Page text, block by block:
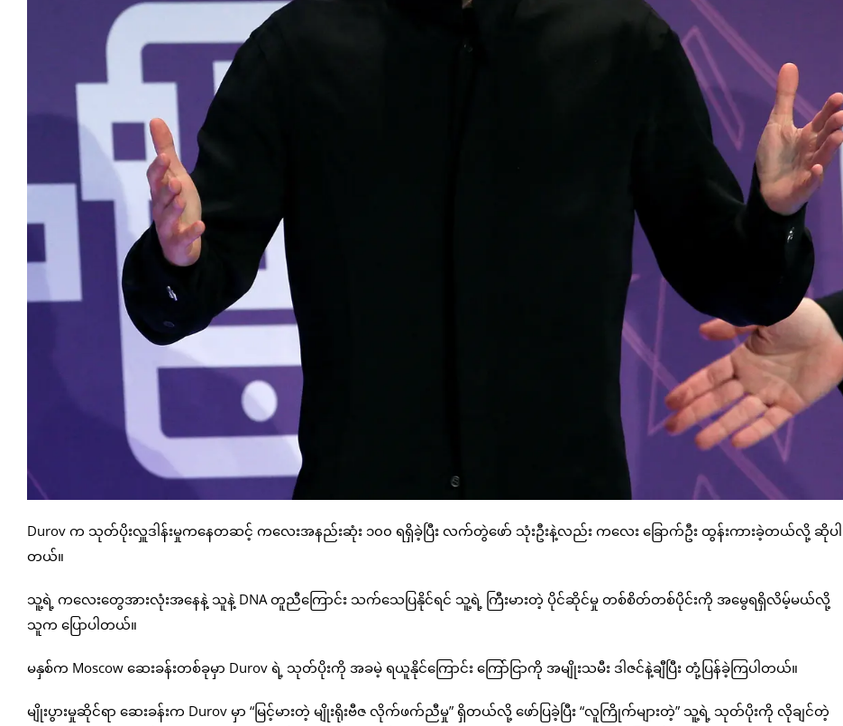
Durov က သုတ်ပိုးလှူဒါန်းမှုကနေတဆင့် ကလေးအနည်းဆုံး ၁၀၀ ရရှိခဲ့ပြီး လက်တွဲဖော် သုံးဦးနဲ့လည်း ကလေး ခြောက်ဦး ထွန်းကားခဲ့တယ်လို့ ဆိုပါ
တယ်။
သူ့ရဲ့ ကလေးတွေအားလုံးအနေနဲ့ သူနဲ့ DNA တူညီကြောင်း သက်သေပြနိုင်ရင် သူ့ရဲ့ ကြီးမားတဲ့ ပိုင်ဆိုင်မှု တစ်စိတ်တစ်ပိုင်းကို အမွေရရှိလိမ့်မယ်လို့
သူက ပြောပါတယ်။
မနှစ်က Moscow ဆေးခန်းတစ်ခုမှာ Durov ရဲ့ သုတ်ပိုးကို အခမဲ့ ရယူနိုင်ကြောင်း ကြော်ငြာကို အမျိုးသမီး ဒါဇင်နဲ့ချီပြီး တုံ့ပြန်ခဲ့ကြပါတယ်။
မျိုးပွားမှုဆိုင်ရာ ဆေးခန်းက Durov မှာ “မြင့်မားတဲ့ မျိုးရိုးဗီဇ လိုက်ဖက်ညီမှု” ရှိတယ်လို့ ဖော်ပြခဲ့ပြီး “လူကြိုက်များတဲ့” သူ့ရဲ့ သုတ်ပိုးကို လိုချင်တဲ့